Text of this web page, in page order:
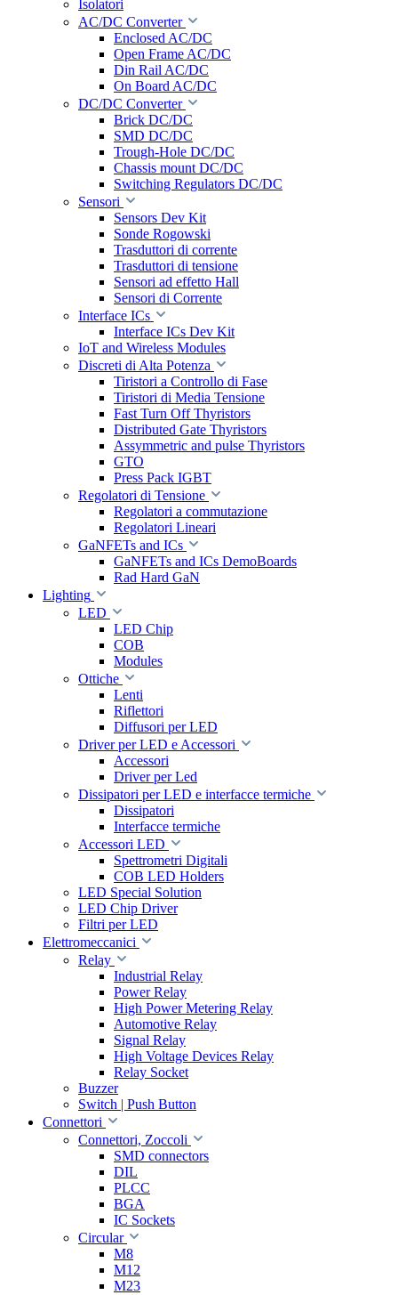
Isolatori
AC/DC Converter
Enclosed AC/DC
Open Frame AC/DC
Din Rail AC/DC
On Board AC/DC
DC/DC Converter
Brick DC/DC
SMD DC/DC
Trough-Hole DC/DC
Chassis mount DC/DC
Switching Regulators DC/DC
Sensori
Sensors Dev Kit
Sonde Rogowski
Trasduttori di corrente
Trasduttori di tensione
Sensori ad effetto Hall
Sensori di Corrente
Interface ICs
Interface ICs Dev Kit
IoT and Wireless Modules
Discreti di Alta Potenza
Tiristori a Controllo di Fase
Tiristori di Media Tensione
Fast Turn Off Thyristors
Distributed Gate Thyristors
Assymmetric and pulse Thyristors
GTO
Press Pack IGBT
Regolatori di Tensione
Regolatori a commutazione
Regolatori Lineari
GaNFETs and ICs
GaNFETs and ICs DemoBoards
Rad Hard GaN
Lighting
LED
LED Chip
COB
Modules
Ottiche
Lenti
Riflettori
Diffusori per LED
Driver per LED e Accessori
Accessori
Driver per Led
Dissipatori per LED e interfacce termiche
Dissipatori
Interfacce termiche
Accessori LED
Spettrometri Digitali
COB LED Holders
LED Special Solution
LED Chip Driver
Filtri per LED
Elettromeccanici
Relay
Industrial Relay
Power Relay
High Power Metering Relay
Automotive Relay
Signal Relay
High Voltage Devices Relay
Relay Socket
Buzzer
Switch | Push Button
Connettori
Connettori, Zoccoli
SMD connectors
DIL
PLCC
BGA
IC Sockets
Circular
M8
M12
M23